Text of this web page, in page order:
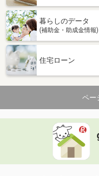
暮らしのデータ
(補助金・助成金情報)
住宅ローン
ペー